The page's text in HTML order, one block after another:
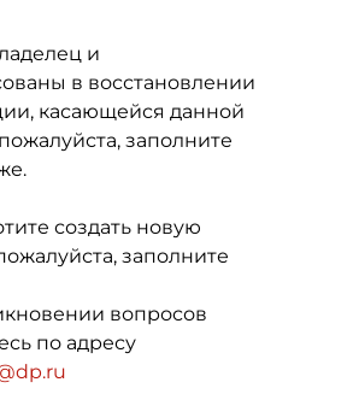
и
в восстановлении
касающейся данной
заполните
создать новую
заполните
вопросов
по адресу